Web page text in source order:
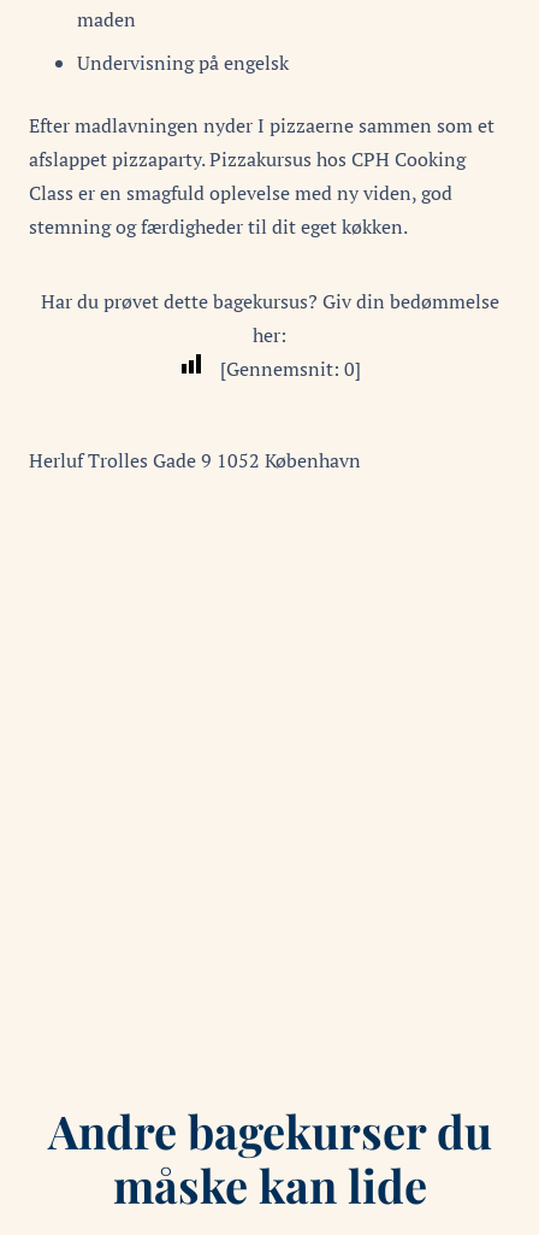
maden
Undervisning på engelsk
Efter madlavningen nyder I pizzaerne sammen som et
afslappet pizzaparty. Pizzakursus hos CPH Cooking
Class er en smagfuld oplevelse med ny viden, god
stemning og færdigheder til dit eget køkken.
Har du prøvet dette bagekursus? Giv din bedømmelse
her:
[Gennemsnit: 0]
Herluf Trolles Gade9 1052 København
Andre bagekurser du
måske kan lide